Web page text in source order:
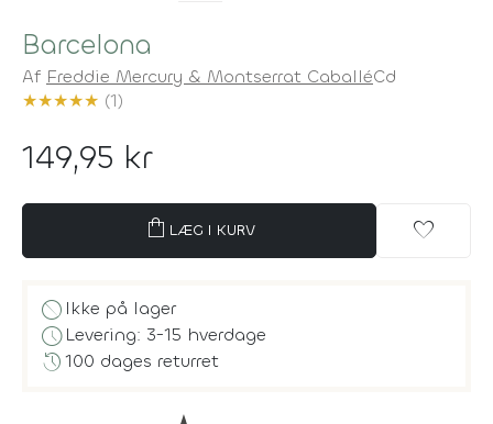
Barcelona
Af Freddie Mercury & Montserrat CaballéCd
★★★★★ (1)
149,95 kr
shopping_bag LÆG I KURV favorite
block Ikke på lager
scheduleLevering: 3-15 hverdage
history100 dages returret